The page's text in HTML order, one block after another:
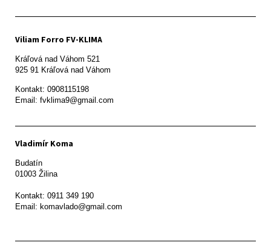
Viliam Forro FV-KLIMA
Kráľová nad Váhom 521
Kontakt: 0908115198
Email: fvklima9@gmail.com
Vladimír Koma
Budatín
01003 Žilina
Kontakt: 0911 349 190